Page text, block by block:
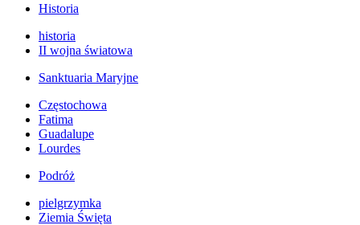
Historia
historia
II wojna światowa
Sanktuaria Maryjne
Częstochowa
Fatima
Guadalupe
Lourdes
Podróż
pielgrzymka
Ziemia Święta